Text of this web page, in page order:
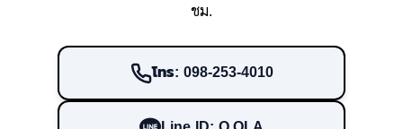
ชม.
โทร: 098-253-4010